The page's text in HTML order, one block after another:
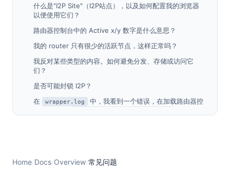
什么是"I2P Site"（I2P站点），以及如何配置我的浏览器
以便使用它们？
路由器控制台中的 Active x/y 数字是什么意思？
我的 router 只有很少的活跃节点，这样正常吗？
我反对某些类型的内容。如何避免分发、存储或访问它
们？
是否可能封锁 I2P？
在
wrapper.log
中，我看到一个错误，在加载路由器控
Home/Docs/Overview/常见问题